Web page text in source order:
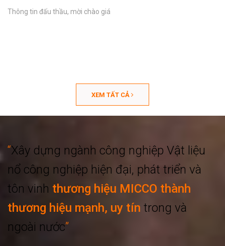
Thông tin đấu thầu, mời chào giá
XEM TẤT CẢ
“Xây dựng ngành công nghiệp Vật liệu
nổ công nghiệp hiện đại, phát triển và
tôn vinh thương hiệu MICCO thành
thương hiệu mạnh, uy tín trong và
ngoài nước”